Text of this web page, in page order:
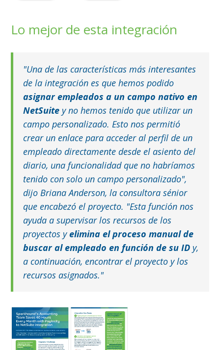
Lo mejor de esta integración
"Una de las características más interesantes
de la integración es que hemos podido
asignar empleados a un campo nativo en
NetSuite y no hemos tenido que utilizar un
campo personalizado. Esto nos permitió
crear un enlace para acceder al perfil de un
empleado directamente desde el asiento del
diario, una funcionalidad que no habríamos
tenido con solo un campo personalizado",
dijo Briana Anderson, la consultora sénior
que encabezó el proyecto. "Esta función nos
ayuda a supervisar los recursos de los
proyectos yelimina el proceso manual de
buscar al empleado en función de su ID y,
a continuación, encontrar el proyecto y los
recursos asignados."